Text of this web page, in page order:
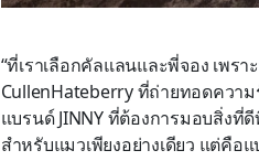
“ที่เราเลือกคัลแลนและพี่จอง เพร
CullenHateberry ที่ถ่ายทอดความ
แบรนด์ JINNY ที่ต้องการมอบสิ่งที่
สำหรับแมวเพียงอย่างเดียว แต่คื